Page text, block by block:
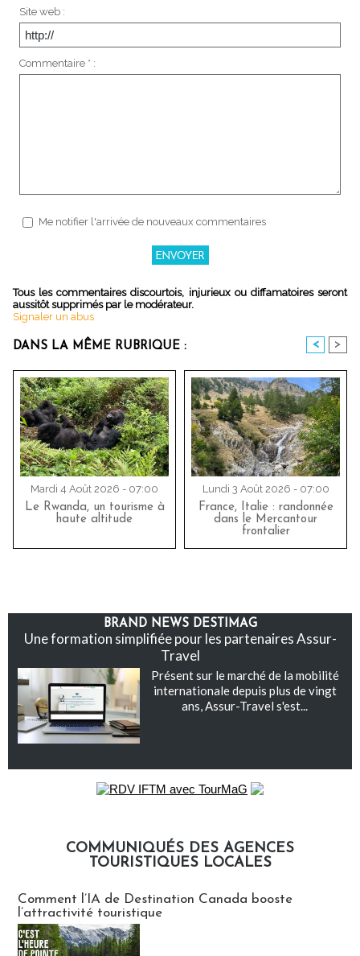
Site web :
Commentaire * :
Me notifier l'arrivée de nouveaux commentaires
Tous les commentaires discourtois, injurieux ou diffamatoires seront
aussitôt supprimés par le modérateur.
Signaler un abus
DANS LA MÊME RUBRIQUE : < >
Mardi 4 Août 2026 - 07:00
Le Rwanda, un tourisme à
haute altitude
Lundi 3 Août 2026 - 07:00
France, Italie : randonnée
dans le Mercantour
frontalier
BRAND NEWS DESTIMAG
Une formation simplifiée pour les partenaires Assur-
Travel
Présent sur le marché de la mobilité
internationale depuis plus de vingt
ans, Assur-Travel s'est...
COMMUNIQUÉS DES AGENCES
TOURISTIQUES LOCALES
Comment l’IA de Destination Canada booste
l’attractivité touristique